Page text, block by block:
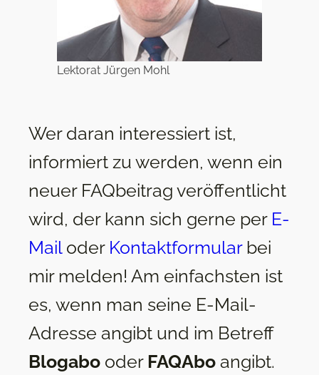
Lektorat Jürgen Mohl
Wer daran interessiert ist,
informiert zu werden, wenn ein
neuer FAQbeitrag veröffentlicht
wird, der kann sich gerne per E-
Mailoder Kontaktformularbei
mir melden! Am einfachsten ist
es, wenn man seine E-Mail-
Adresse angibt und im Betreff
Blogabo oder FAQAbo angibt.